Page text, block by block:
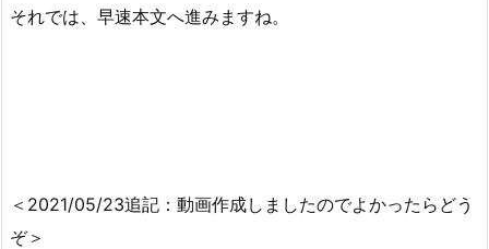
それでは、早速本文へ進みますね。
＜2021/05/23追記：動画作成しましたのでよかったらどう
ぞ＞